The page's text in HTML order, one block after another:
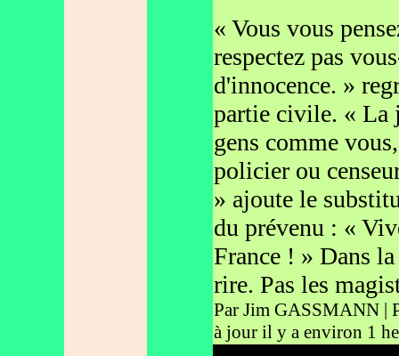
« Vous vous
respectez pas
d'innocence. »
partie civile. « La
gens comme
policier ou
» ajoute le
du prévenu : «
France ! » Dans
rire. Pas les
Par Jim GASSMANN |
à jour il y a environ 1